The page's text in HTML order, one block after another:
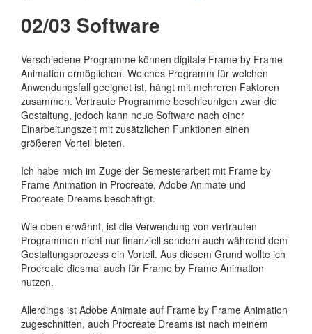
02/03 Software
Verschiedene Programme können digitale Frame by Frame
Animation ermöglichen. Welches Programm für welchen
Anwendungsfall geeignet ist, hängt mit mehreren Faktoren
zusammen. Vertraute Programme beschleunigen zwar die
Gestaltung, jedoch kann neue Software nach einer
Einarbeitungszeit mit zusätzlichen Funktionen einen
größeren Vorteil bieten.
Ich habe mich im Zuge der Semesterarbeit mit Frame by
Frame Animation in Procreate, Adobe Animate und
Procreate Dreams beschäftigt.
Wie oben erwähnt, ist die Verwendung von vertrauten
Programmen nicht nur finanziell sondern auch während dem
Gestaltungsprozess ein Vorteil. Aus diesem Grund wollte ich
Procreate diesmal auch für Frame by Frame Animation
nutzen.
Allerdings ist Adobe Animate auf Frame by Frame Animation
zugeschnitten, auch Procreate Dreams ist nach meinem